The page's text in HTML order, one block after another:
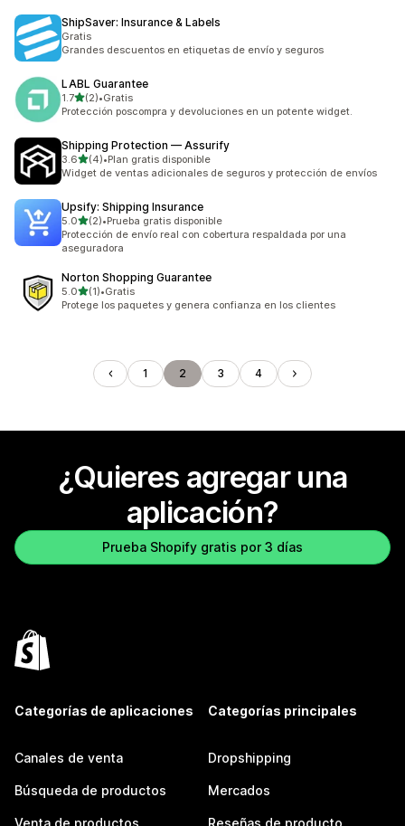
ShipSaver: Insurance & Labels
Gratis
Grandes descuentos en etiquetas de envío y seguros
LABL Guarantee
1.7de 5 estrellas
(2)
2 reseñas en total
•Gratis
Protección poscompra y devoluciones en un potente widget.
Shipping Protection — Assurify
3.6de 5 estrellas
(4)
4 reseñas en total
•Plan gratis disponible
Widget de ventas adicionales de seguros y protección de envíos
Upsify: Shipping Insurance
5.0de 5 estrellas
(2)
2 reseñas en total
•Prueba gratis disponible
Protección de envío real con cobertura respaldada por una
aseguradora
Norton Shopping Guarantee
5.0de 5 estrellas
(1)
1 reseñas en total
•Gratis
Protege los paquetes y genera confianza en los clientes
1 2 3 4
¿Quieres agregar una
aplicación?
Prueba Shopify gratis por 3 días
Categorías de aplicaciones
Canales de venta
Búsqueda de productos
Venta de productos
Categorías principales
Dropshipping
Mercados
Reseñas de producto